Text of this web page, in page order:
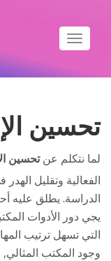
تبديل
الملاحة
تحسين
لما نتكلم عنتحسين
الفعالية وتقليل
الدراسة. يطلق عليه
يجي دور الأدوات
التي تسهل ترتيب
وجود المكتب المثالي,